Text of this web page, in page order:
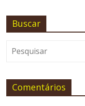
Buscar
Comentários